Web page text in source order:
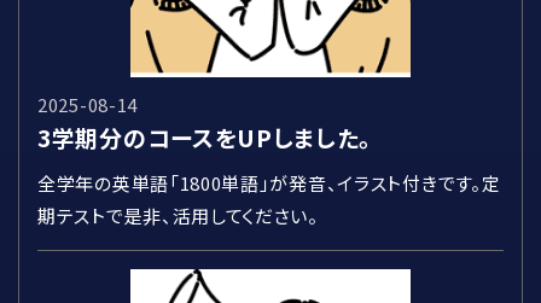
2025-08-14
3学期分のコースをUPしました。
全学年の英単語「1800単語」が発音、イラスト付きです。定
期テストで是非、活用してください。